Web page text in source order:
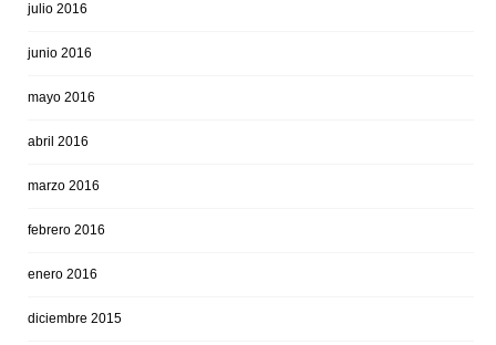
julio 2016
junio 2016
mayo 2016
abril 2016
marzo 2016
febrero 2016
enero 2016
diciembre 2015